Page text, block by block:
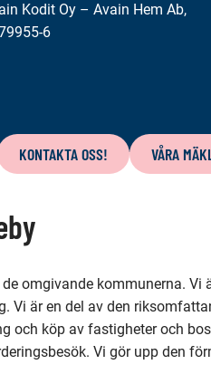
Kodit Oy – Avain Hem Ab,
6
KONTAKTA OSS! VÅRA
omgivande kommunerna.
Vi är en del av den
och köp av fastigheter och
Vi gör upp den